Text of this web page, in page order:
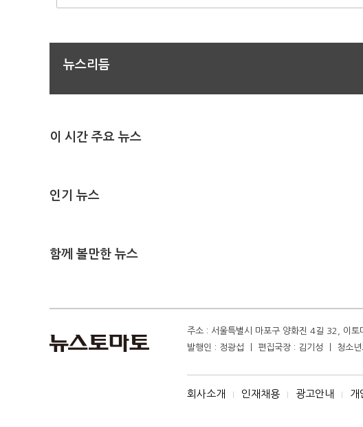
뉴스리듬
이 시간 주요 뉴스
인기 뉴스
함께 볼만한 뉴스
주소 : 서울특별시 마포구 양화진 4길 32, 이
발행인 : 정광섭 ㅣ 편집국장 : 김기성 ㅣ 청
회사소개 인재채용 광고안내 개